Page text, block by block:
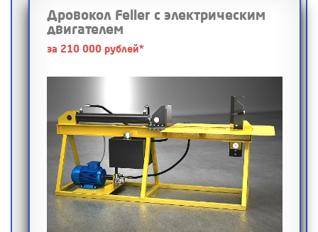
Дровокол Feller с электрическим
двигателем
за 210 000 рублей*